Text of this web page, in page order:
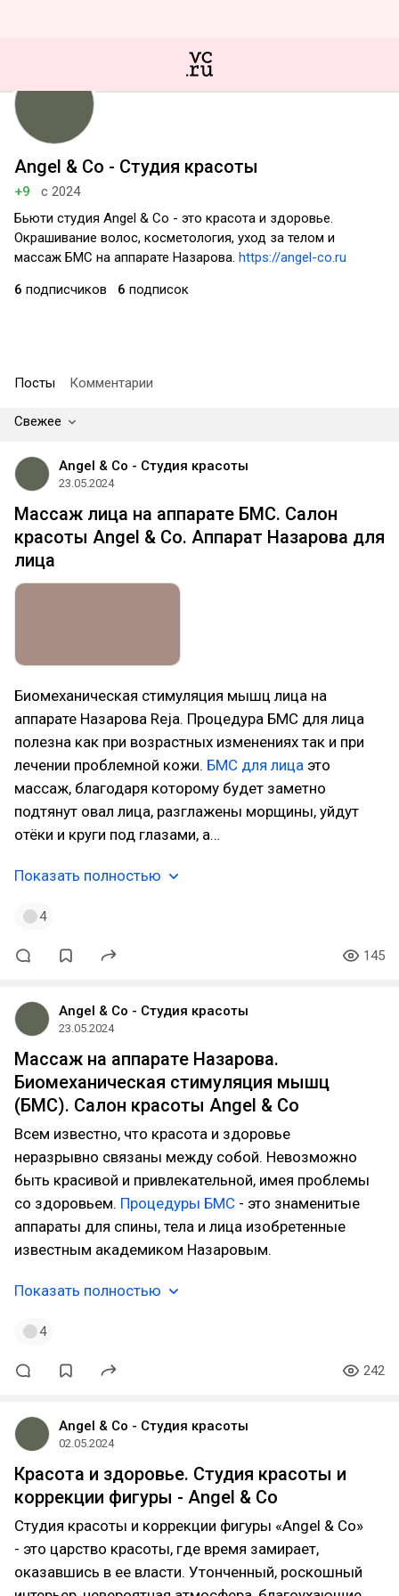
Angel & Co - Студия красоты
+9
с 2024
Бьюти студия Angel & Co - это красота и здоровье.
Окрашивание волос, косметология, уход за телом и
массаж БМС на аппарате Назарова. https://angel-co.ru
6 подписчиков 6 подписок
Посты Комментарии
Свежее
Angel & Co - Студия красоты
23.05.2024
Массаж лица на аппарате БМС. Салон
красоты Angel & Co. Аппарат Назарова для
лица
Биомеханическая стимуляция мышц лица на
аппарате Назарова Reja. Процедура БМС для лица
полезна как при возрастных изменениях так и при
лечении проблемной кожи. БМС для лица это
массаж, благодаря которому будет заметно
подтянут овал лица, разглажены морщины, уйдут
отёки и круги под глазами, а…
Показать полностью
4
145
Angel & Co - Студия красоты
23.05.2024
Массаж на аппарате Назарова.
Биомеханическая стимуляция мышц
(БМС). Салон красоты Angel & Co
Всем известно, что красота и здоровье
неразрывно связаны между собой. Невозможно
быть красивой и привлекательной, имея проблемы
со здоровьем. Процедуры БМС - это знаменитые
аппараты для спины, тела и лица изобретенные
известным академиком Назаровым.
Показать полностью
4
242
Angel & Co - Студия красоты
02.05.2024
Красота и здоровье. Студия красоты и
коррекции фигуры - Angel & Co
Студия красоты и коррекции фигуры «Angel & Co»
- это царство красоты, где время замирает,
оказавшись в ее власти. Утонченный, роскошный